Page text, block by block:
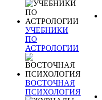
УЧЕБНИКИ
ПО
АСТРОЛОГИИ
ВОСТОЧНАЯ
ПСИХОЛОГИЯ